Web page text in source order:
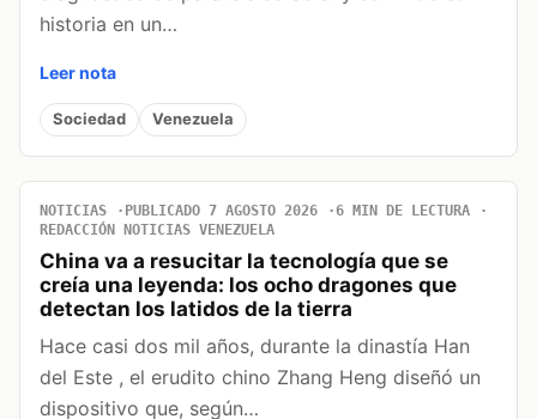
historia en un…
Leer nota
Sociedad Venezuela
NOTICIAS PUBLICADO 7 AGOSTO 2026
6 MIN DE LECTURA
REDACCIÓN NOTICIAS VENEZUELA
China va a resucitar la tecnología que se
creía una leyenda: los ocho dragones que
detectan los latidos de la tierra
Hace casi dos mil años, durante la dinastía Han
del Este , el erudito chino Zhang Heng diseñó un
dispositivo que, según…